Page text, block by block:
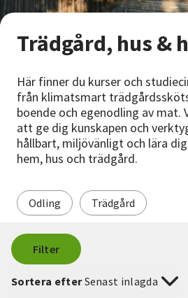
Cirkelledare
Nyheter
Avdelningar
Lyssna
Trädgård, hus &
Här finner du kurser och
från klimatsmart
boende och egenodling av mat.
att ge dig kunskapen och
hållbart, miljövänligt och lära
hem, hus och trädgård.
Odling Trädgård
Filter
Sortera efterSenast inlagda